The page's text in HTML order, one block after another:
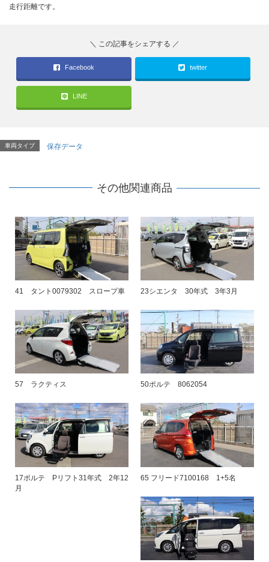
走行距離です。
Facebook twitter
LINE
車両タイプ 保存データ
その他関連商品
41 タント0079302 スロープ車 23シエンタ 30年式 3年3月
57 ラクティス 50ポルテ 8062054
17ポルテ Pリフト31年式 2年12
月
65 フリード7100168 1+5名